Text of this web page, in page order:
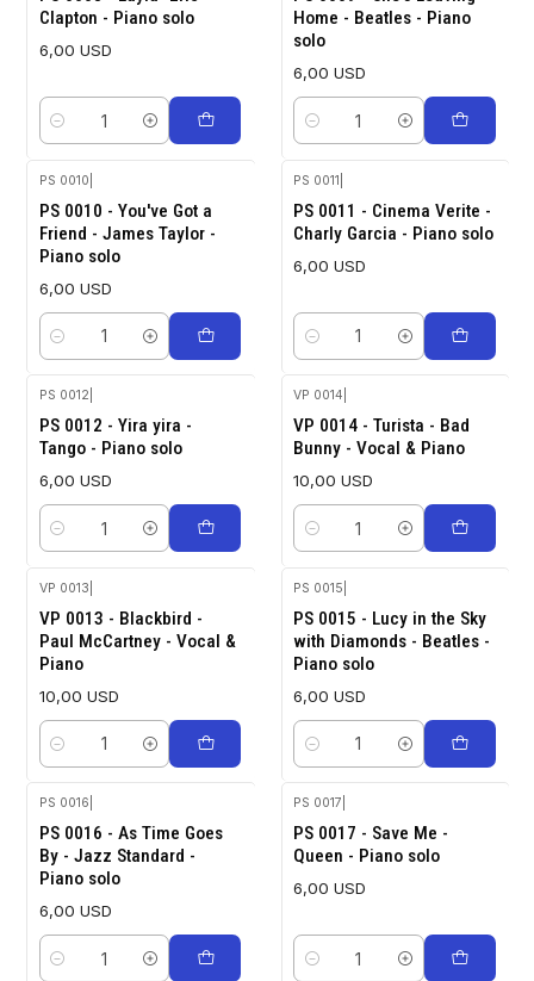
Clapton - Piano solo
6,00 USD
Cantidad
Home - Beatles - Piano
solo
6,00 USD
Cantidad
PS 0010
PS 0010 - You've Got a
Friend - James Taylor -
Piano solo
6,00 USD
Cantidad
PS 0011
PS 0011 - Cinema Verite -
Charly Garcia - Piano solo
6,00 USD
Cantidad
PS 0012
PS 0012 - Yira yira -
Tango - Piano solo
6,00 USD
Cantidad
VP 0014
VP 0014 - Turista - Bad
Bunny - Vocal & Piano
10,00 USD
Cantidad
VP 0013
VP 0013 - Blackbird -
Paul McCartney - Vocal &
Piano
10,00 USD
Cantidad
PS 0015
PS 0015 - Lucy in the Sky
with Diamonds - Beatles -
Piano solo
6,00 USD
Cantidad
PS 0016
PS 0016 - As Time Goes
By - Jazz Standard -
Piano solo
6,00 USD
Cantidad
PS 0017
PS 0017 - Save Me -
Queen - Piano solo
6,00 USD
Cantidad